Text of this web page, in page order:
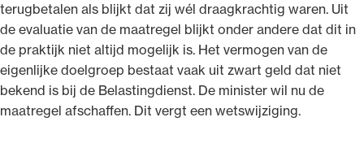
terugbetalen als blijkt dat zij wél draagkrachtig waren. Uit
de evaluatie van de maatregel blijkt onder andere dat dit in
de praktijk niet altijd mogelijk is. Het vermogen van de
eigenlijke doelgroep bestaat vaak uit zwart geld dat niet
bekend is bij de Belastingdienst. De minister wil nu de
maatregel afschaffen. Dit vergt een wetswijziging.